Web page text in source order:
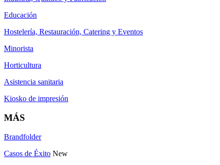
Educación
Hostelería, Restauración, Catering y Eventos
Minorista
Horticultura
Asistencia sanitaria
Kiosko de impresión
MÁS
Brandfolder
Casos de Éxito New